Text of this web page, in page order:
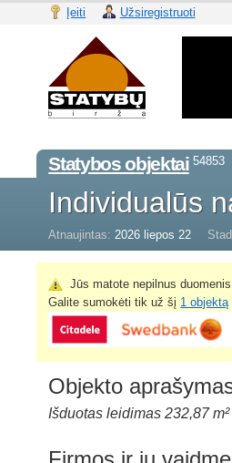
Įeiti Užsiregistruoti
Statybos objektai 54853
Individualūs
Atnaujintas: 2026 liepos 22
Jūs matote nepilnus
Galite sumokėti tik už šį 1 objektą
Objekto
Išduotas leidimas 232,87